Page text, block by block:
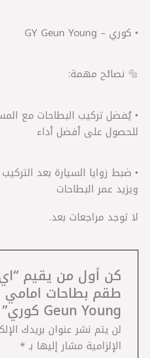
• كوري – GY Geun Young
🔩 نصائح مهمة:
• يُفضل تركيب البطاحات مع
للحصول على أفضل أداء
• ضبط زوايا السيارة بعد
ويزيد عمر البطاحات
لا توجد مراجعات بعد.
Geun Young كوري”
لن يتم نشر عنوان بريدك
الإلزامية مشار إليها بـ*